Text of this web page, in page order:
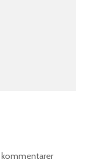
kommentarertil